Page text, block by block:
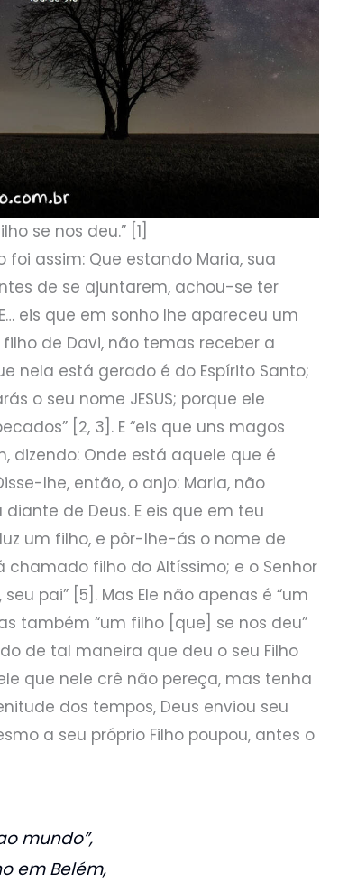
se nos deu.” [1]
foi assim: Que estando Maria, sua
de se ajuntarem, achou-se ter
eis que em sonho lhe apareceu um
filho de Davi, não temas receber a
nela está gerado é do Espírito Santo;
o seu nome JESUS; porque ele
[2, 3]. E “eis que uns magos
dizendo: Onde está aquele que é
lhe, então, o anjo: Maria, não
de Deus. E eis que em teu
um filho, e pôr-lhe-ás o nome de
chamado filho do Altíssimo; e o Senhor
pai” [5]. Mas Ele não apenas é “um
também “um filho [que] se nos deu”
de tal maneira que deu o seu Filho
que nele crê não pereça, mas tenha
dos tempos, Deus enviou seu
a seu próprio Filho poupou, antes o
mundo”,
em Belém,